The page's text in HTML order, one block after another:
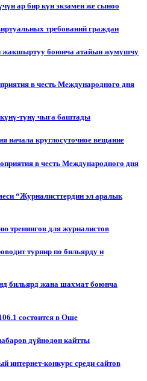
ар бир күн экзамен же сыноо
требований граждан
боюнча атайын жумушчу
в честь Международного дня
түнү чыга баштады
начала круглосуточное вещание
в честь Международного дня
“Журналисттердин эл аралык
тренингов для журналистов
турнир по бильярду и
бильярд жана шахмат боюнча
состоится в Оше
дүйнөдөн кайтты
интернет-конкурс среди сайтов